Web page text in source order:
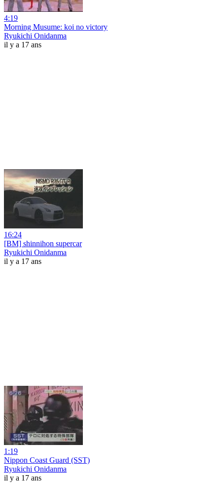
4:19
Morning Musume: koi no victory
Ryukichi Onidanma
il y a 17 ans
16:24
[BM] shinnihon supercar
Ryukichi Onidanma
il y a 17 ans
1:19
Nippon Coast Guard (SST)
Ryukichi Onidanma
il y a 17 ans